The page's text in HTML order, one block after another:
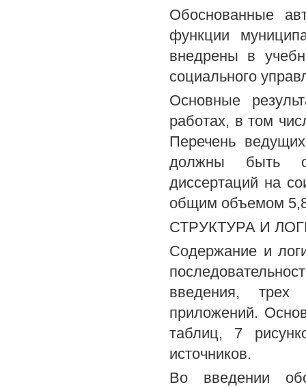
Обоснованные
функции
внедрены в
социального
Основные
работах, в том
Перечень
должны быть
диссертаций на
общим объемом
СТРУКТУРА И
Содержание и
введения, трех
приложений.
таблиц, 7
источников.
Во введении